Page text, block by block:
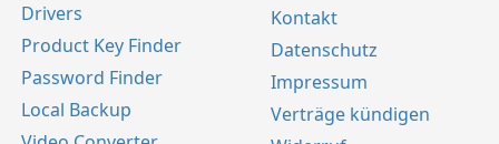
Drivers
Product Key Finder
Password Finder
Local Backup
Kontakt
Datenschutz
Impressum
Verträge kündigen